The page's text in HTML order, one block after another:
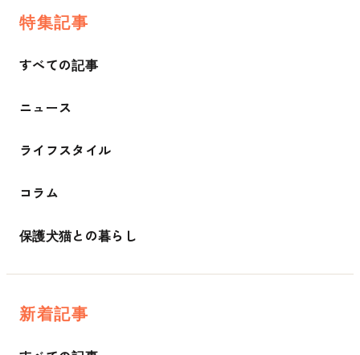
特集記事
すべての記事
ニュース
ライフスタイル
コラム
保護犬猫との暮らし
新着記事